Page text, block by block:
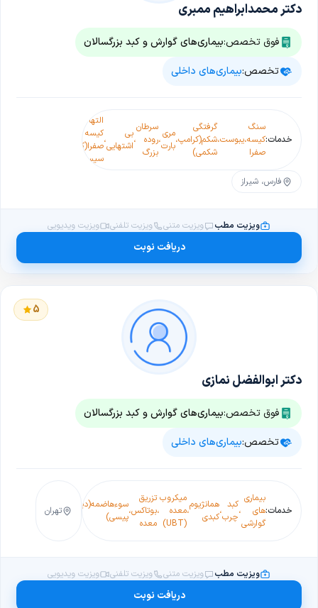
دکتر محمدابراهیم ممبری
فوق تخصص:بیماری‌های گوارش و کبد بزرگسالان
تخصص:بیماری‌های داخلی
خدمات:
سنگ
کیسه
صفرا
،یبوست،
گرفتگی
شکم(کرامپ
شکمی)
،مری
بارت،
سرطان
روده
بزرگ
،بی
اشتهایی،
التهاب
کیسه
صفرا(کوه
سیستیت)
فارس، شیراز
ویزیت مطب ویزیت متنی ویزیت تلفنی ویزیت ویدیویی
دریافت نوبت
5
دکتر ابوالفضل نمازی
فوق تخصص:بیماری‌های گوارش و کبد بزرگسالان
تخصص:بیماری‌های داخلی
خدمات:
بیماری
های
گوارشی
،کبد
چرب،همانژیوم
کبدی
،
میکروب
معده
(UBT)
،
تزریق
بوتاکس
معده
،سوءهاضمه(دیس
پیسی)
،فیبرواسکن
کبدتهران
ویزیت مطب ویزیت متنی ویزیت تلفنی ویزیت ویدیویی
دریافت نوبت